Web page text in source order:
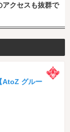
アクセスも抜群で
AtoZ グルー